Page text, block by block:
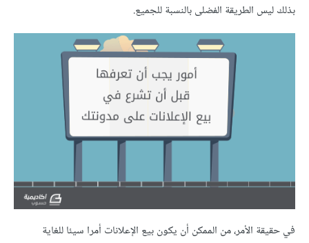
بذلك ليس الطريقة الفضلى بالنسبة للجميع.
في حقيقة الأمر، من الممكن أن يكون بيع الإعلانات أمرا سيئا للغاية